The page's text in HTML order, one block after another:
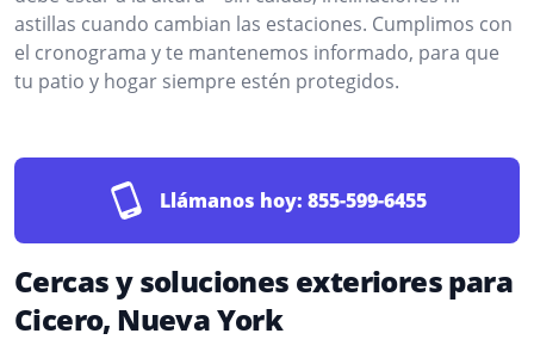
astillas cuando cambian las estaciones. Cumplimos con
el cronograma y te mantenemos informado, para que
tu patio y hogar siempre estén protegidos.
Llámanos hoy: 855-599-6455
Cercas y soluciones exteriores para
Cicero, Nueva York